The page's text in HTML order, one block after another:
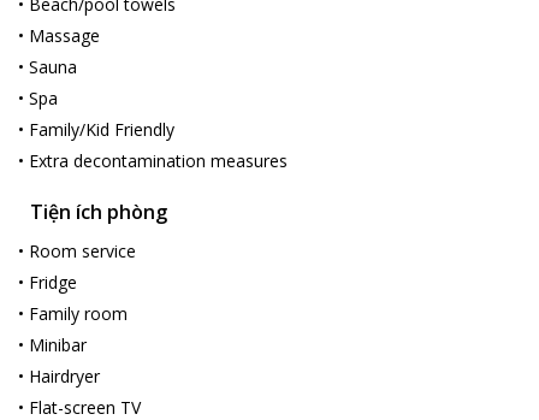
• Massage
• Sauna
• Spa
• Family/Kid Friendly
• Extra decontamination measures
Tiện ích phòng
• Room service
• Fridge
• Family room
• Minibar
• Hairdryer
• Flat-screen TV